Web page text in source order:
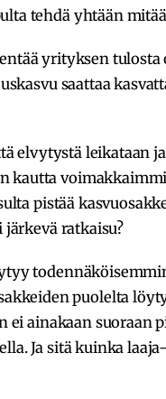
tehdä yhtään
yrityksen tulosta
saattaa
elvytystä leikataan
kautta
pistää
ratkaisu?
puolelta
ainakaan suoraan
Ja sitä kuinka